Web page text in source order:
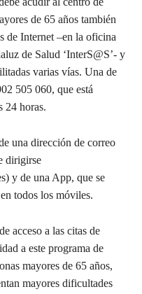
de 65 años también
de Internet –en la oficina
de Salud ‘InterS@S’- y
varias vías. Una de
505 060, que está
24 horas.
una dirección de correo
dirigirse
y de una App, que se
todos los móviles.
acceso a las citas de
a este programa de
mayores de 65 años,
mayores dificultades